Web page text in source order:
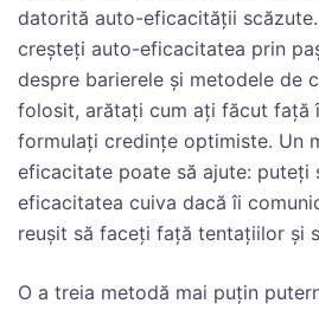
datorită auto-eficacității
creșteți auto-eficacitatea prin
despre barierele și metodele de
folosit, arătați cum ați făcut față
formulați credințe optimiste. Un
eficacitate poate să ajute: puteți
eficacitatea cuiva dacă îi
reușit să faceți față tentațiilor și
O a treia metodă mai puțin